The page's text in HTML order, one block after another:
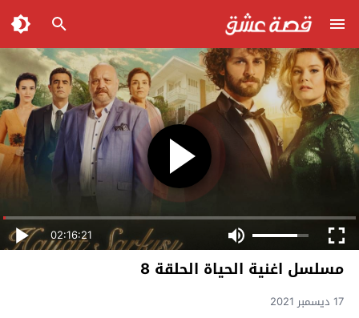
02:16:21
مسلسل اغنية الحياة الحلقة 8
17 ديسمبر 2021